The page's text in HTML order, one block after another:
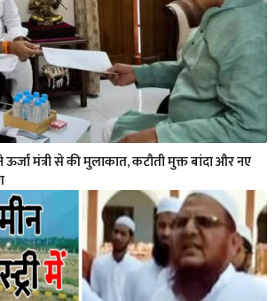
ऊर्जा मंत्री से की मुलाकात, कटौती मुक्त बांदा और नए